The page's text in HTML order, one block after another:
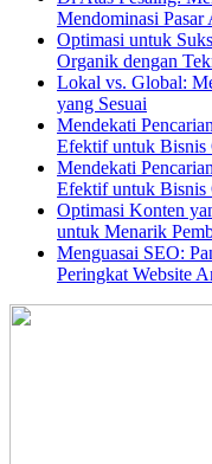
Mendominasi Pasar
Optimasi untuk
Organik dengan
Lokal vs. Global:
yang Sesuai
Mendekati
Efektif untuk Bisnis
Mendekati
Efektif untuk Bisnis
Optimasi Konten
untuk Menarik
Menguasai SEO:
Peringkat Website